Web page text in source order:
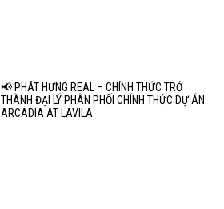
📢 PHÁT HƯNG REAL – CHÍNH THỨC TRỞ
THÀNH ĐẠI LÝ PHÂN PHỐI CHÍNH THỨC DỰ ÁN
ARCADIA AT LAVILA